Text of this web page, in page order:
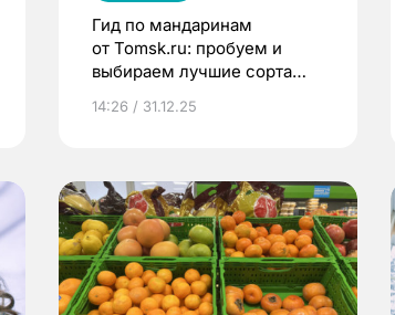
Гид по мандаринам
от Tomsk.ru: пробуем и
выбираем лучшие сорта
14:26 / 31.12.25